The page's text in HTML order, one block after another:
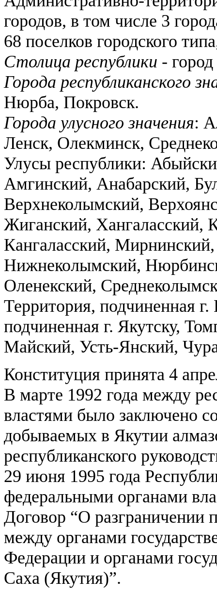
городов, в том числе 3
68 поселков городского
Столица республики -
Города республиканского
Нюрба, Покровск.
Города улусного значения:
Ленск, Олекминск,
Улусы республики:
Амгинский, Анабарский,
Верхнеколымский,
Жиганский, Хангаласский,
Кангаласский,
Нижнеколымский,
Оленекский,
Территория, подчиненная
подчиненная г. Якутску,
Майский, Усть-Янский,
Конституция принята 4
В марте 1992 года между
властями было заключено
добываемых в Якутии
республиканского
29 июня 1995 года
федеральными органами
Договор “О разграничении
между органами
Федерации и органами
Саха (Якутия)”.